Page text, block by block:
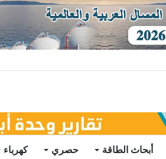
أبحاث الطاقة حصري كهرباء